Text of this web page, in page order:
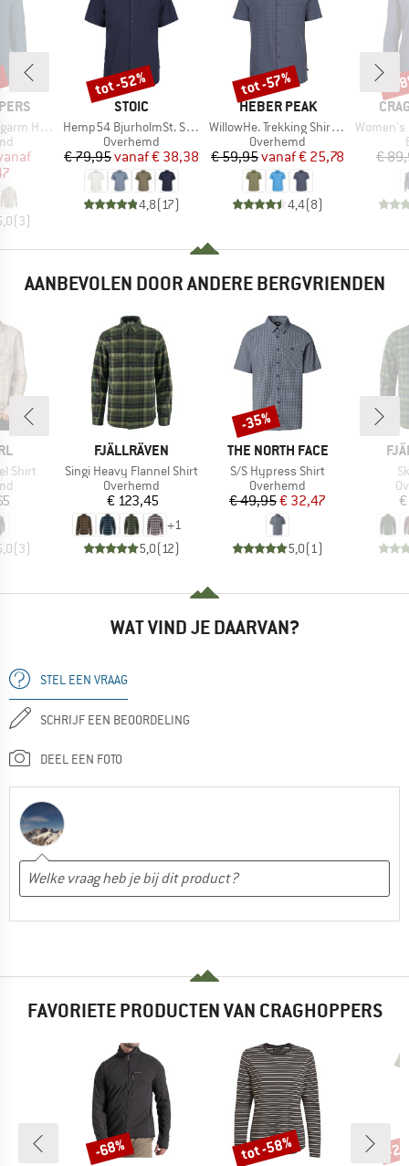
Hemd V
prijs
(3)
MERK
STOIC
Artikel
Hemp54 BjurholmSt. S/S Shirt
Productgroep
Overhemd
Prijs
€ 79,95 Verlaagde prijs
vanaf€ 38,38
4,8(17)
Korting
tot -52%
MERK
HEBER PEAK
Artikel
WillowHe. Trekking Shirt S/S
Productgroep
Overhemd
Prijs
€ 59,95 Verlaagde prijs
vanaf€ 25,78
4,4(8)
Korting
tot -57%
Artikel
Women's
€
-
AANBEVOLEN DOOR ANDERE BERGVRIENDEN
Shirt
(3)
MERK
FJÄLLRÄVEN
Artikel
Singi Heavy Flannel Shirt
Productgroep
Overhemd
Prijs
€ 123,45
+1
5,0(12)
MERK
THE NORTH FACE
Artikel
S/S Hypress Shirt
Productgroep
Overhemd
Prijs
€ 49,95Verlaagde prijs
€ 32,47
5,0(1)
Korting
-35%
WAT VIND JE DAARVAN?
STEL EEN VRAAG
SCHRIJF EEN BEOORDELING
DEEL EEN FOTO
FAVORIETE PRODUCTEN VAN CRAGHOPPERS
Korting
-68% Korting
tot -58% -